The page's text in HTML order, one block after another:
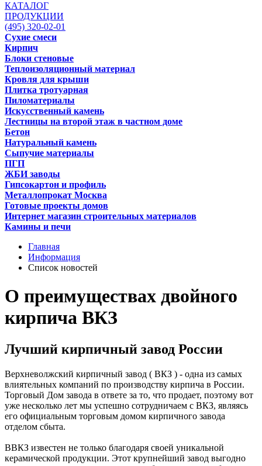
КАТАЛОГ
ПРОДУКЦИИ
(495) 320-02-01
Сухие смеси
Кирпич
Блоки стеновые
Теплоизоляционный материал
Кровля для крыши
Плитка тротуарная
Пиломатериалы
Искусственный камень
Лестницы на второй этаж в частном доме
Бетон
Натуральный камень
Сыпучие материалы
ПГП
ЖБИ заводы
Гипсокартон и профиль
Металлопрокат Москва
Готовые проекты домов
Интернет магазин строительных материалов
Камины и печи
Главная
Информация
Список новостей
О преимуществах двойного
кирпича ВКЗ
Лучший кирпичный завод России
Верхневолжский кирпичный завод ( ВКЗ ) - одна из самых
влиятельных компаний по производству кирпича в России.
Торговый Дом завода в ответе за то, что продает, поэтому вот
уже несколько лет мы успешно сотрудничаем с ВКЗ, являясь
его официальным торговым домом кирпичного завода
отделом сбыта.
ВВКЗ известен не только благодаря своей уникальной
керамической продукции. Этот крупнейший завод выгодно